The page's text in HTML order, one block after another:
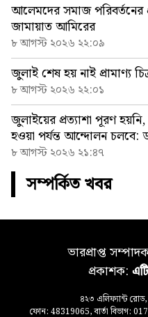
আলেমদের সমাজ পরিবর্তনের
জামায়াত আমিরের
৮ আগস্ট ২০২৬ ২২:০৯
জুলাই শেষ হয় নাই প্রামাণ্য
৮ আগস্ট ২০২৬ ২২:০১
জুলাইয়ের প্রত্যাশা পূরণ
হওয়া পর্যন্ত আন্দোলন চলবে:
৮ আগস্ট ২০২৬ ২১:৪৭
সম্পর্কিত খবর
ভারপ্রাপ্ত
প্রকাশক:
৪২৩ এলিফ্যান্ট
ফোন: 48319065, বার্তা বিভাগ: